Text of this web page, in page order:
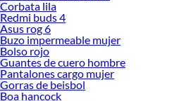
Corbata lila
Redmi buds 4
Asus rog 6
Buzo impermeable mujer
Bolso rojo
Guantes de cuero hombre
Pantalones cargo mujer
Gorras de beisbol
Boa hancock